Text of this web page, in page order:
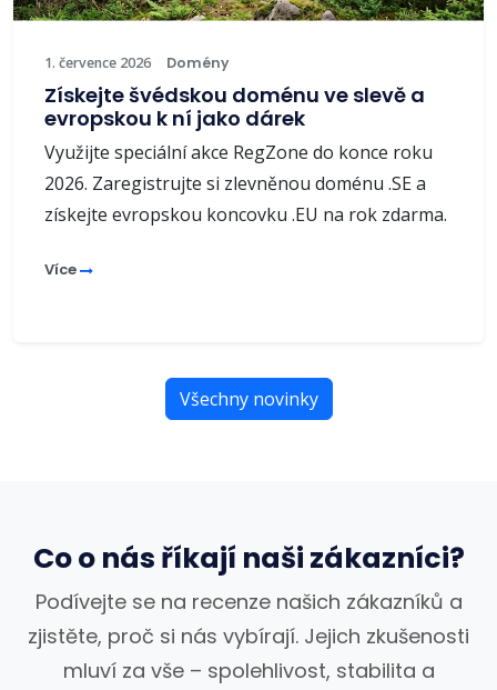
1. července 2026 Domény
Získejte švédskou doménu ve slevě a
evropskou k ní jako dárek
Využijte speciální akce RegZone do konce roku
2026. Zaregistrujte si zlevněnou doménu .SE a
získejte evropskou koncovku .EU na rok zdarma.
Více
Všechny novinky
Co o nás říkají naši zákazníci?
Podívejte se na recenze našich zákazníků a
zjistěte, proč si nás vybírají. Jejich zkušenosti
mluví za vše – spolehlivost, stabilita a